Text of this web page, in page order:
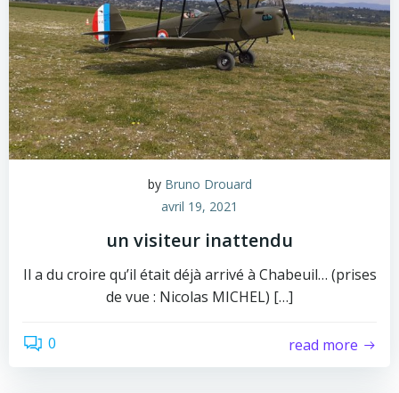
by Bruno Drouard
avril 19, 2021
un visiteur inattendu
Il a du croire qu’il était déjà arrivé à Chabeuil… (prises
de vue : Nicolas MICHEL) […]
0 read more